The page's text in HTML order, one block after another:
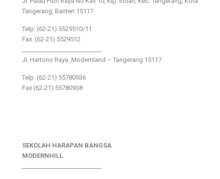
Tangerang, Banten 15117
Telp: (62-21) 5529510/11
Fax: (62-21) 5529512
Jl. Hartono Raya ,Modernland – Tangerang 15117
Telp. (62-21) 55780936
Fax (62-21) 55780938
SEKOLAH HARAPAN BANGSA
MODERNHILL